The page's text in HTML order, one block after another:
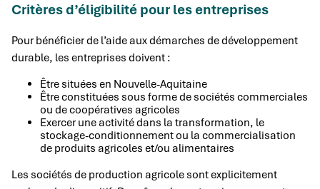
Critères d’éligibilité pour les entreprises
Pour bénéficier de l’aide aux démarches de développement
durable, les entreprises doivent :
Être situées en Nouvelle-Aquitaine
Être constituées sous forme de sociétés commerciales
ou de coopératives agricoles
Exercer une activité dans la transformation, le
stockage-conditionnement ou la commercialisation
de produits agricoles et/ou alimentaires
Les sociétés de production agricole sont explicitement